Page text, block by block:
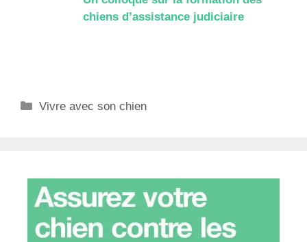
chiens d’assistance judiciaire
Catégories
Vivre avec son chien